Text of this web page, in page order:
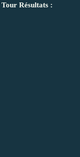
Tour Résultats :